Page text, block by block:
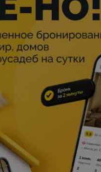
вместе с
встретиться с
На пути его ждут
морские тайны и новые
мире. Тем временем
идут по следу Губки Боба
название:
The